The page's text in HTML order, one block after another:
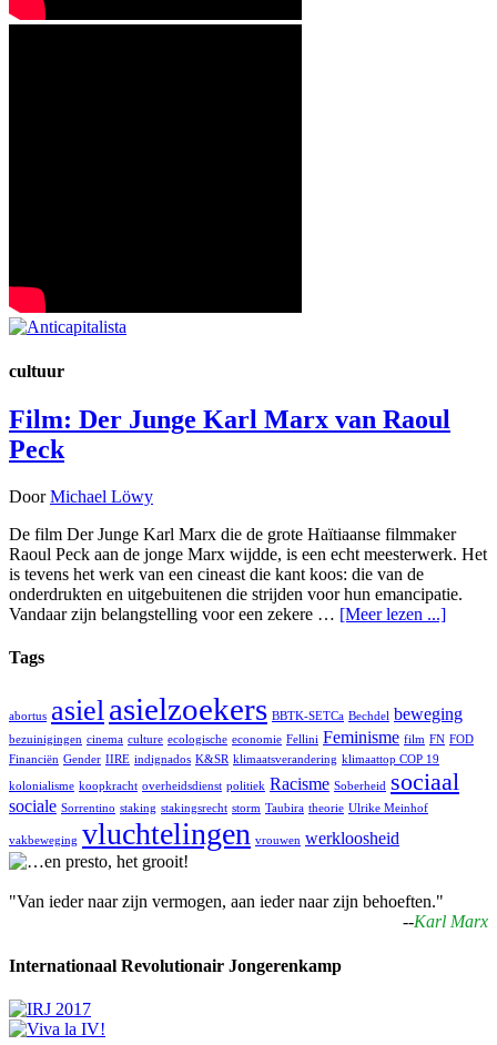
cultuur
Film: Der Junge Karl Marx van Raoul
Peck
DoorMichael Löwy
De film Der Junge Karl Marx die de grote Haïtiaanse filmmaker
Raoul Peck aan de jonge Marx wijdde, is een echt meesterwerk. Het
is tevens het werk van een cineast die kant koos: die van de
onderdrukten en uitgebuitenen die strijden voor hun emancipatie.
Vandaar zijn belangstelling voor een zekere … [Meer lezen ...]
Tags
abortus asielasielzoekers BBTK-SETCa Bechdel beweging
bezuinigingen cinema culture ecologische economie Fellini Feminisme film FN FOD
Financiën Gender IIRE indignados K&SR klimaatsverandering klimaattop COP 19
kolonialisme koopkracht overheidsdienst politiek Racisme Soberheid sociaal
sociale Sorrentino staking stakingsrecht storm Taubira theorie Ulrike Meinhof
vakbeweging vluchtelingen vrouwen werkloosheid
"Van ieder naar zijn vermogen, aan ieder naar zijn behoeften."
--Karl Marx
Internationaal Revolutionair Jongerenkamp